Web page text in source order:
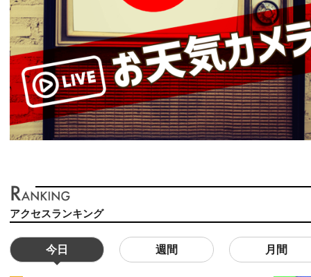
アクセスランキング
今日 週間 月間